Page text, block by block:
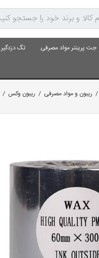
جت پرینتر مواد مصرفی تگ دزدگیر
/ ریبون و مواد مصرفی / ریبون وکس /